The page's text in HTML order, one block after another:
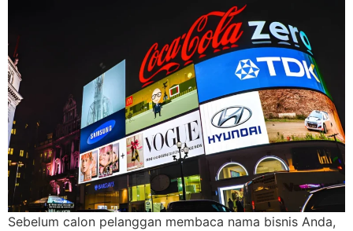
Sebelum calon pelanggan membaca nama bisnis Anda,